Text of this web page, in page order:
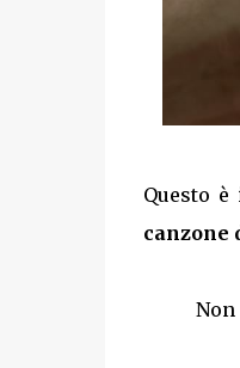
Questo è
canzone